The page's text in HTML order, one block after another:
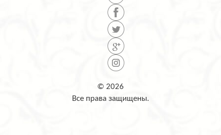
© 2026
Все права защищены.